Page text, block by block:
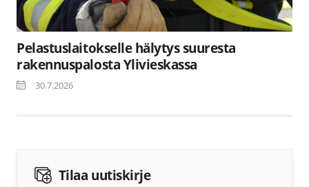
Pelastuslaitokselle hälytys suuresta
rakennuspalosta Ylivieskassa
30.7.2026
Tilaa uutiskirje